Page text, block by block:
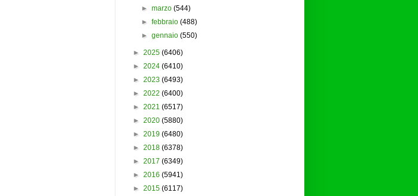
►marzo (544)
►febbraio (488)
►gennaio (550)
► 2025 (6406)
► 2024 (6410)
► 2023 (6493)
► 2022 (6400)
► 2021 (6517)
► 2020 (5880)
► 2019 (6480)
► 2018 (6378)
► 2017 (6349)
► 2016 (5941)
► 2015 (6117)